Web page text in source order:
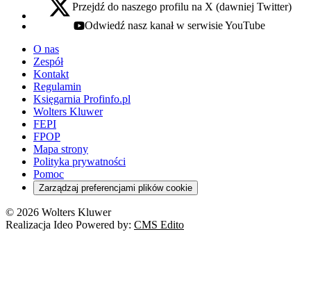
x - otwiera się w nowej karcie
Przejdź do naszego profilu na X (dawniej Twitter)
youtube - otwiera się w nowej karcie
Odwiedź nasz kanał w serwisie YouTube
O nas
Zespół
Kontakt
Regulamin
Księgarnia Profinfo.pl
Wolters Kluwer
FEPI
FPOP
Mapa strony
Polityka prywatności
Pomoc
Zarządzaj preferencjami plików cookie
© 2026 Wolters Kluwer
Realizacja Ideo Powered by: CMS Edito